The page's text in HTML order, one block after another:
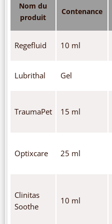
Nom du
produit
Contenance
Regefluid 10 ml
Lubrithal Gel
TraumaPet 15 ml
Optixcare 25 ml
Clinitas
Soothe
10 ml